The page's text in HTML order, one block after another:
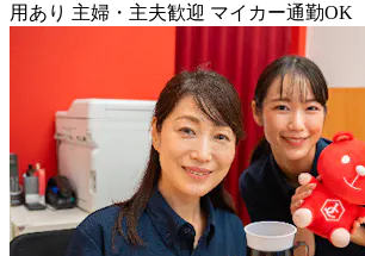
用あり 主婦・主夫歓迎 マイカー通勤OK